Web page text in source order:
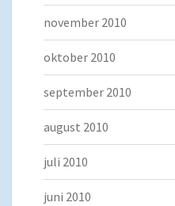
november 2010
oktober 2010
september 2010
august 2010
juli 2010
juni 2010